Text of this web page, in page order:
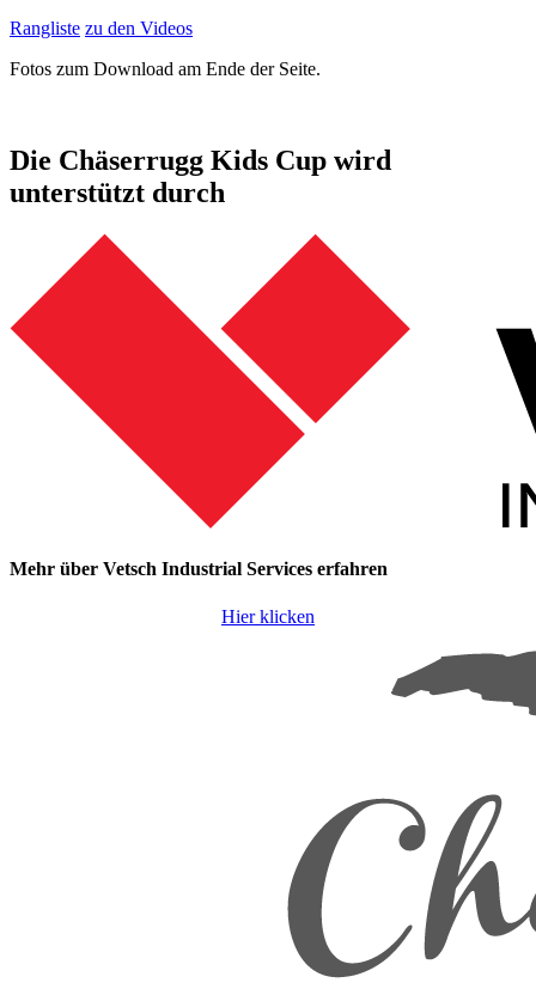
Rangliste zu den Videos
Fotos zum Download am Ende der Seite.
Die Chäserrugg Kids Cup wird
unterstützt durch
Mehr über Vetsch Industrial Services erfahren
Hier klicken